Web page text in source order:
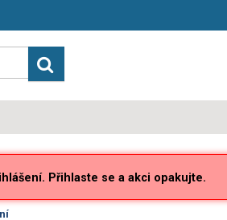
Přihlaste se a akci opakujte.